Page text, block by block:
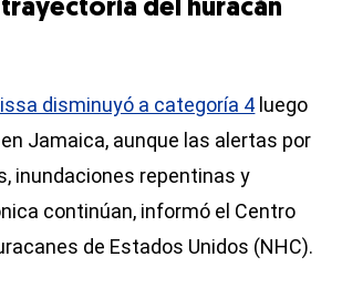
trayectoria del huracán
disminuyó a categoría 4 luego
Jamaica, aunque las alertas por
inundaciones repentinas y
continúan, informó el Centro
de Estados Unidos (NHC).